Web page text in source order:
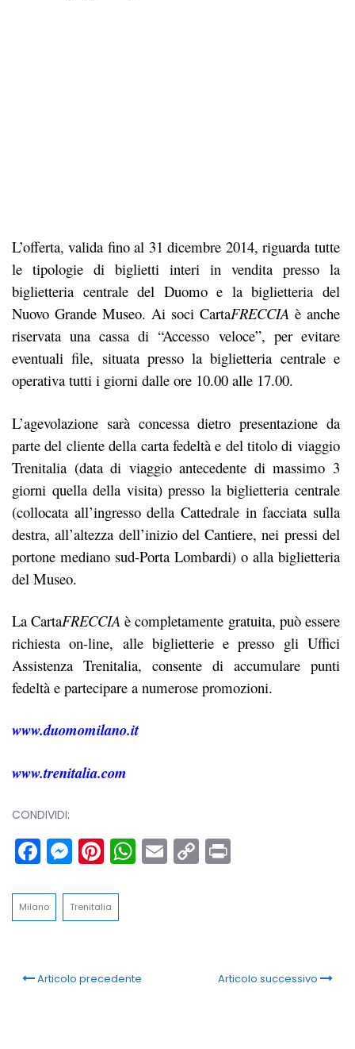
L’offerta, valida fino al 31 dicembre 2014, riguarda tutte
le tipologie di biglietti interi in vendita presso la
biglietteria centrale del Duomo e la biglietteria del
Nuovo Grande Museo. Ai soci CartaFRECCIAè anche
riservata una cassa di “Accesso veloce”, per evitare
eventuali file, situata presso la biglietteria centrale e
operativa tutti i giorni dalle ore 10.00 alle 17.00.
L’agevolazione sarà concessa dietro presentazione da
parte del cliente della carta fedeltà e del titolo di viaggio
Trenitalia (data di viaggio antecedente di massimo 3
giorni quella della visita) presso la biglietteria centrale
(collocata all’ingresso della Cattedrale in facciata sulla
destra, all’altezza dell’inizio del Cantiere, nei pressi del
portone mediano sud-Porta Lombardi) o alla biglietteria
del Museo.
La CartaFRECCIA è completamente gratuita, può essere
richiesta on-line, alle biglietterie e presso gli Uffici
Assistenza Trenitalia, consente di accumulare punti
fedeltà e partecipare a numerose promozioni.
www.duomomilano.it
www.trenitalia.com
CONDIVIDI:
Facebook
Messenger
Pinterest
WhatsApp
Email
Copy
Milano Trenitalia
Articolo precedente Articolo successivo